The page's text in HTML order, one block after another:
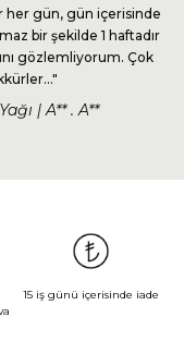
her gün, gün içerisinde
bir şekilde 1 haftadır
gözlemliyorum. Çok
| A** . A**
15 iş günü içerisinde iade